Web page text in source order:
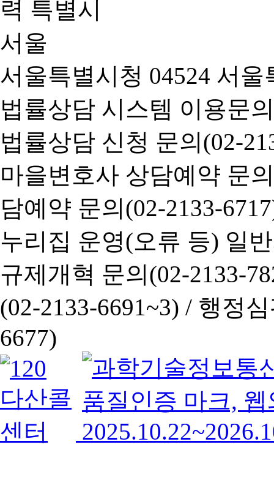
서울특별시청 04524 서
법률상담 시스템 이용문
법률상담 신청 문의(02-
마을변호사 상담예약 문
담예약 문의(02-2133-
누리집 운영(오류 등) 일
규제개혁 문의(02-2133-
(02-2133-6691~3) / 행정심
6677)